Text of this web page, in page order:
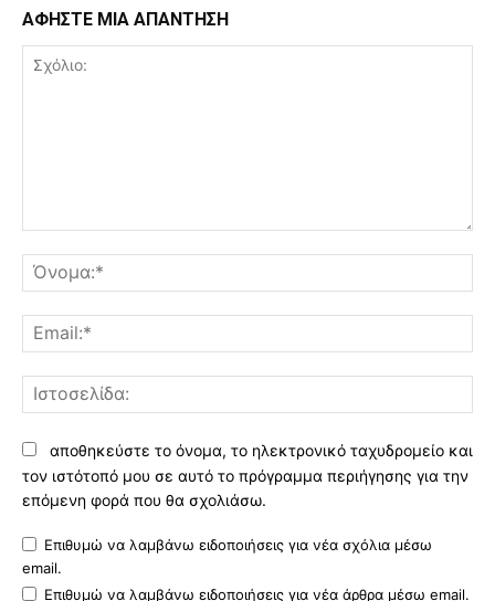
ΑΦΗΣΤΕ ΜΙΑ ΑΠΑΝΤΗΣΗ
αποθηκεύστε το όνομα, το ηλεκτρονικό ταχυδρομείο και
τον ιστότοπό μου σε αυτό το πρόγραμμα περιήγησης για την
επόμενη φορά που θα σχολιάσω.
Επιθυμώ να λαμβάνω ειδοποιήσεις για νέα σχόλια μέσω
email.
Επιθυμώ να λαμβάνω ειδοποιήσεις για νέα άρθρα μέσω email.